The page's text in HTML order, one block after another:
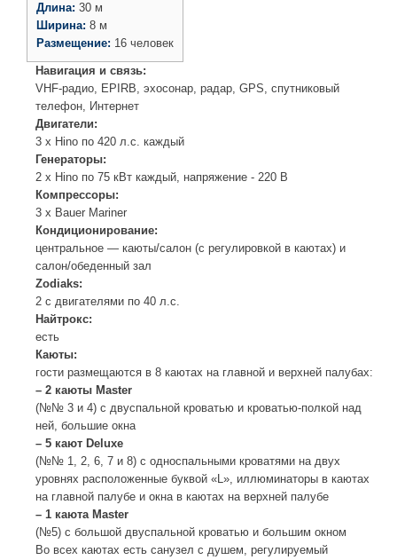
Длина: 30 м
Ширина: 8 м
Размещение: 16 человек
Навигация и связь:
VHF-радио, EPIRB, эхосонар, радар, GPS, спутниковый
телефон, Интернет
Двигатели:
3 х Hino по 420 л.с. каждый
Генераторы:
2 х Hino по 75 кВт каждый, напряжение - 220 В
Компрессоры:
3 x Bauer Mariner
Кондиционирование:
центральное — каюты/салон (с регулировкой в каютах) и
салон/обеденный зал
Zodiaks:
2 с двигателями по 40 л.с.
Найтрокс:
есть
Каюты:
гости размещаются в 8 каютах на главной и верхней палубах:
– 2 каюты Master
(№№ 3 и 4) с двуспальной кроватью и кроватью-полкой над
ней, большие окна
– 5 кают Deluxe
(№№ 1, 2, 6, 7 и 8) с односпальными кроватями на двух
уровнях расположенные буквой «L», иллюминаторы в каютах
на главной палубе и окна в каютах на верхней палубе
– 1 каюта Master
(№5) с большой двуспальной кроватью и большим окном
Во всех каютах есть санузел с душем, регулируемый